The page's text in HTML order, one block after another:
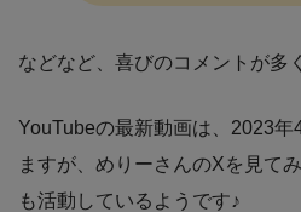
などなど、喜びのコメントが多
YouTubeの最新動画は、2023
ますが、めりーさんのXを見て
も活動しているようです♪